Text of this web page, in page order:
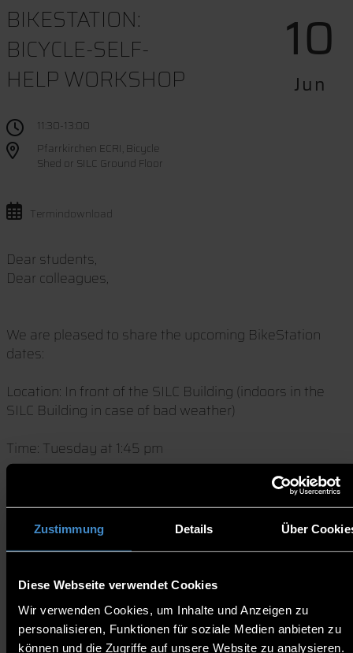
Zustimmung Details Über
Diese Webseite verwendet Cookies
Wir verwenden Cookies, um Inhalte und Anzeigen zu
personalisieren, Funktionen für soziale Medien anbieten zu
können und die Zugriffe auf unsere Website zu analysieren.
BIKESTATION:
BICYCLE-SELF-
HELP WORKSHOP
11:30-13:00
Pfarrkirchen ECRI, Bicycle
Shed or SILC Ground Floor
Termindownload
10
Jun
Dear students,
Dear colleagues,
We are pleased to share the upcoming BikeStation
dates:
Location: In front of the SILC Building (indoors in the
SILC Building in case of bad weather)
Time: Tuesday at 1:45 pm
Dates:
2 June 2026
* 9 June 2026 --> Wednesday 10 June from 11.30 am
16 June 2026
30 June 2026
7 July 2026